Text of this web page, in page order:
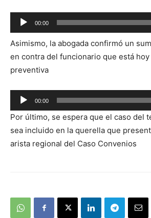
Reproductor
de
audio
00:00
Asimismo, la abogada confirmó un
en contra del funcionario que está
preventiva
Reproductor
de
audio
00:00
Por último, se espera que el caso del
sea incluido en la querella que
arista regional del Caso Convenios